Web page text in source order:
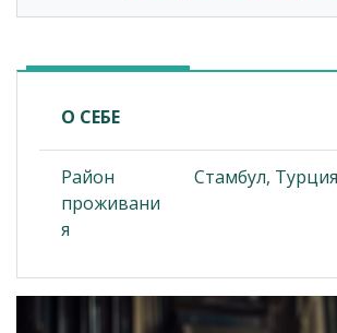
О СЕБЕ
Район
проживани
я
Стамбул, Турция